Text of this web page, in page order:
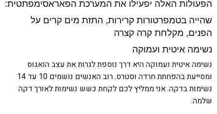
שהייה בטמפרטורות קרירות, התזת מים קרים על
הפנים, מקלחת קרה קצרה
נשימה איטית ועמוקה
נשימה איטית ועמוקה היא דרך נוספת לגרות את עצב הואגוס
ומסייעת בהפחתת חרדה וסטרס. רוב האנשים נושמים 10 עד 14
נשימות בדקה. אני ממליץ לכם לקחת כשש נשימות לאורך דקה
שלמה.